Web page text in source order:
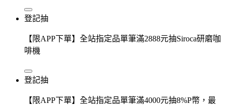
登記抽
【限APP下單】全站指定品單筆滿2888元抽Siroca研磨咖
啡機
登記抽
【限APP下單】全站指定品單筆滿4000元抽8%P幣，最